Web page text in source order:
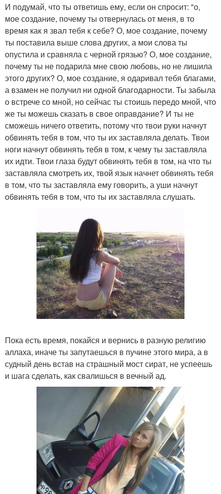
И подумай, что ты ответишь ему, если он спросит: "о,
мое создание, почему ты отвернулась от меня, в то
время как я звал тебя к себе? О, мое создание, почему
ты поставила выше слова других, а мои слова ты
опустила и сравняла с черной грязью? О, мое создание,
почему ты не подарила мне свою любовь, но не лишила
этого других? О, мое создание, я одаривал тебя благами,
а взамен не получил ни одной благодарности. Ты забыла
о встрече со мной, но сейчас ты стоишь передо мной, что
же ты можешь сказать в свое оправдание? И ты не
сможешь ничего ответить, потому что твои руки начнут
обвинять тебя в том, что ты их заставляла делать. Твои
ноги начнут обвинять тебя в том, к чему ты заставляла
их идти. Твои глаза будут обвинять тебя в том, на что ты
заставляла смотреть их, твой язык начнет обвинять тебя
в том, что ты заставляла ему говорить, а уши начнут
обвинять тебя в том, что ты их заставляла слушать.
Пока есть время, покайся и вернись в разную религию
аллаха, иначе ты запутаешься в пучине этого мира, а в
судный день встав на страшный мост сират, не успеешь
и шага сделать, как свалишься в вечный ад.